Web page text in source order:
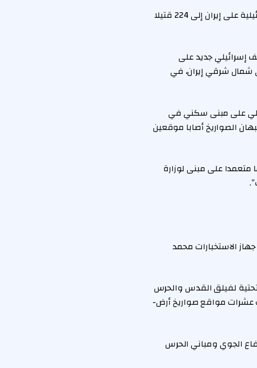
وقد أعلنت وزارة الصحة الإيرانية، فجر اليوم، ارتفاع عدد ضحايا الهجمات الإسرائيلية على إيران إلى 224 قتيلا
إسرائيلي جديد على
شرقي إيران، في
إسرائيلي على مبنى سكني في
الصواريخ أصابا موقعين
متعمدا على مبنى لوزارة
الاستخبارات محمد
لفيلق القدس والحرس
عشرات مواقع صواريخ أرض-
الدفاع الجوي ومباني الحرس